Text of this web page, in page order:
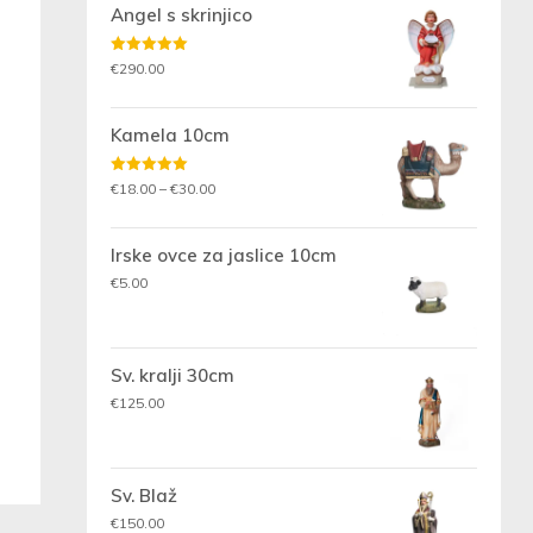
Angel s skrinjico
Ocenjeno
5.00 od 5
€290.00
Kamela 10cm
Ocenjeno
5.00od 5
€18.00 – €30.00Cenovni
€18.00
Irske ovce za jaslice 10cm
€5.00
Sv. kralji 30cm
€125.00
Sv. Blaž
€150.00